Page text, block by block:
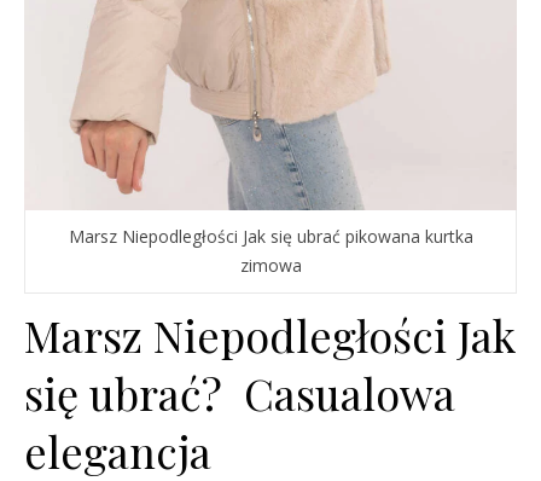
Marsz Niepodległości Jak się ubrać pikowana kurtka
zimowa
Marsz Niepodległości Jak
się ubrać? Casualowa
elegancja